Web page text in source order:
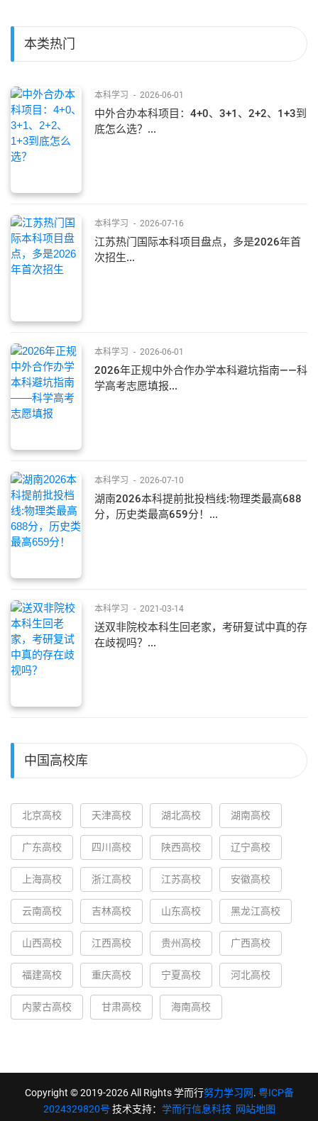
本类热门
本科学习 - 2026-06-01
中外合办本科项目：4+0、3+1、2+2、1+3到
底怎么选？...
本科学习 - 2026-07-16
江苏热门国际本科项目盘点，多是2026年首
次招生...
本科学习 - 2026-06-01
2026年正规中外合作办学本科避坑指南——科
学高考志愿填报...
本科学习 - 2026-07-10
湖南2026本科提前批投档线:物理类最高688
分，历史类最高659分！...
本科学习 - 2021-03-14
送双非院校本科生回老家，考研复试中真的存
在歧视吗？...
中国高校库
北京高校 天津高校 湖北高校 湖南高校
广东高校 四川高校 陕西高校 辽宁高校
上海高校 浙江高校 江苏高校 安徽高校
云南高校 吉林高校 山东高校 黑龙江高校
山西高校 江西高校 贵州高校 广西高校
福建高校 重庆高校 宁夏高校 河北高校
内蒙古高校 甘肃高校 海南高校
Copyright © 2019-2026 All Rights 学而行努力学习网. 粤ICP备
2024329820号 技术支持： 学而行信息科技 网站地图